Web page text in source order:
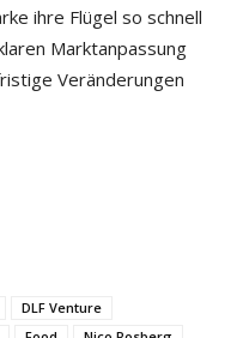
ihre Flügel so schnell
Marktanpassung
Veränderungen
DLF Venture